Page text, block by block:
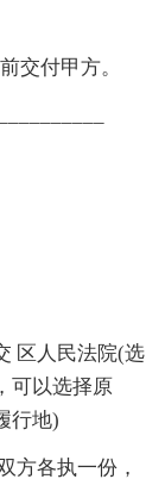
交付甲方。
区人民法院(选
可以选择原
行地)
方各执一份，